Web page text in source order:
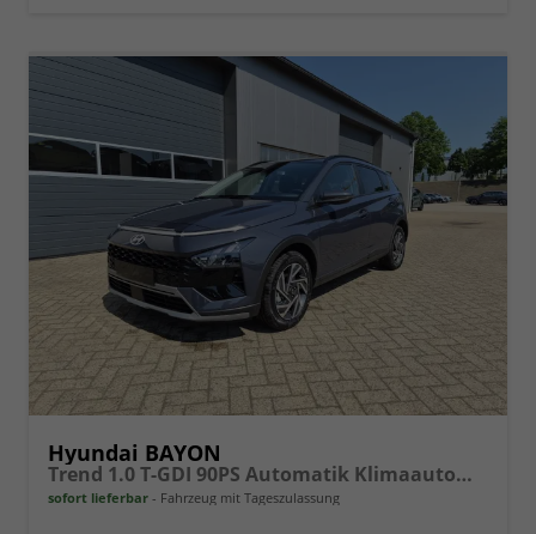
Hyundai BAYON
Trend 1.0 T-GDI 90PS Automatik Klimaautomatik Rückf.Kamera Parksensoren Sitzheizung Lenkradheizung Bluetooth Touchscreen Tempomat Apple CarPlay + Android Auto 16"LM
sofort lieferbar Fahrzeug mit Tageszulassung